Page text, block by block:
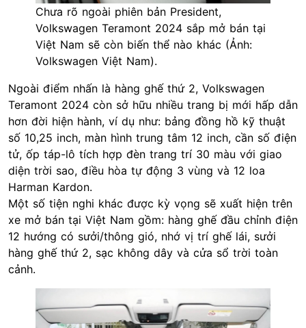
Chưa rõ ngoài phiên bản President,
Volkswagen Teramont 2024 sắp mở bán tại
Việt Nam sẽ còn biến thể nào khác (Ảnh:
Volkswagen Việt Nam).
Ngoài điểm nhấn là hàng ghế thứ 2, Volkswagen
Teramont 2024 còn sở hữu nhiều trang bị mới hấp dẫn
hơn đời hiện hành, ví dụ như: bảng đồng hồ kỹ thuật
số 10,25 inch, màn hình trung tâm 12 inch, cần số điện
tử, ốp táp-lô tích hợp đèn trang trí 30 màu với giao
diện trời sao, điều hòa tự động 3 vùng và 12 loa
Harman Kardon.
Một số tiện nghi khác được kỳ vọng sẽ xuất hiện trên
xe mở bán tại Việt Nam gồm: hàng ghế đầu chỉnh điện
12 hướng có sưởi/thông gió, nhớ vị trí ghế lái, sưởi
hàng ghế thứ 2, sạc không dây và cửa sổ trời toàn
cảnh.